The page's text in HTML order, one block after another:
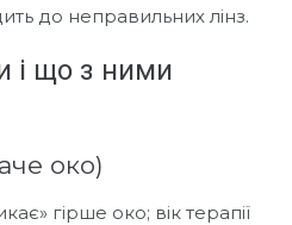
до неправильних лінз.
і що з ними
око)
гірше око; вік терапії